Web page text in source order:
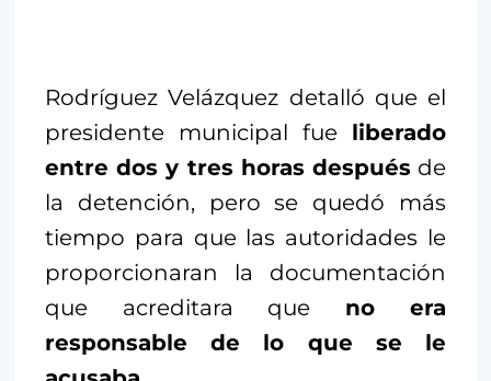
Rodríguez Velázquez detalló que el
presidente municipal fue liberado
entre dos y tres horas después de
la detención, pero se quedó más
tiempo para que las autoridades le
proporcionaran la documentación
que acreditara que no era
responsable de lo que se le